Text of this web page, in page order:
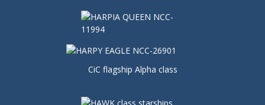
CiC flagship Alpha class